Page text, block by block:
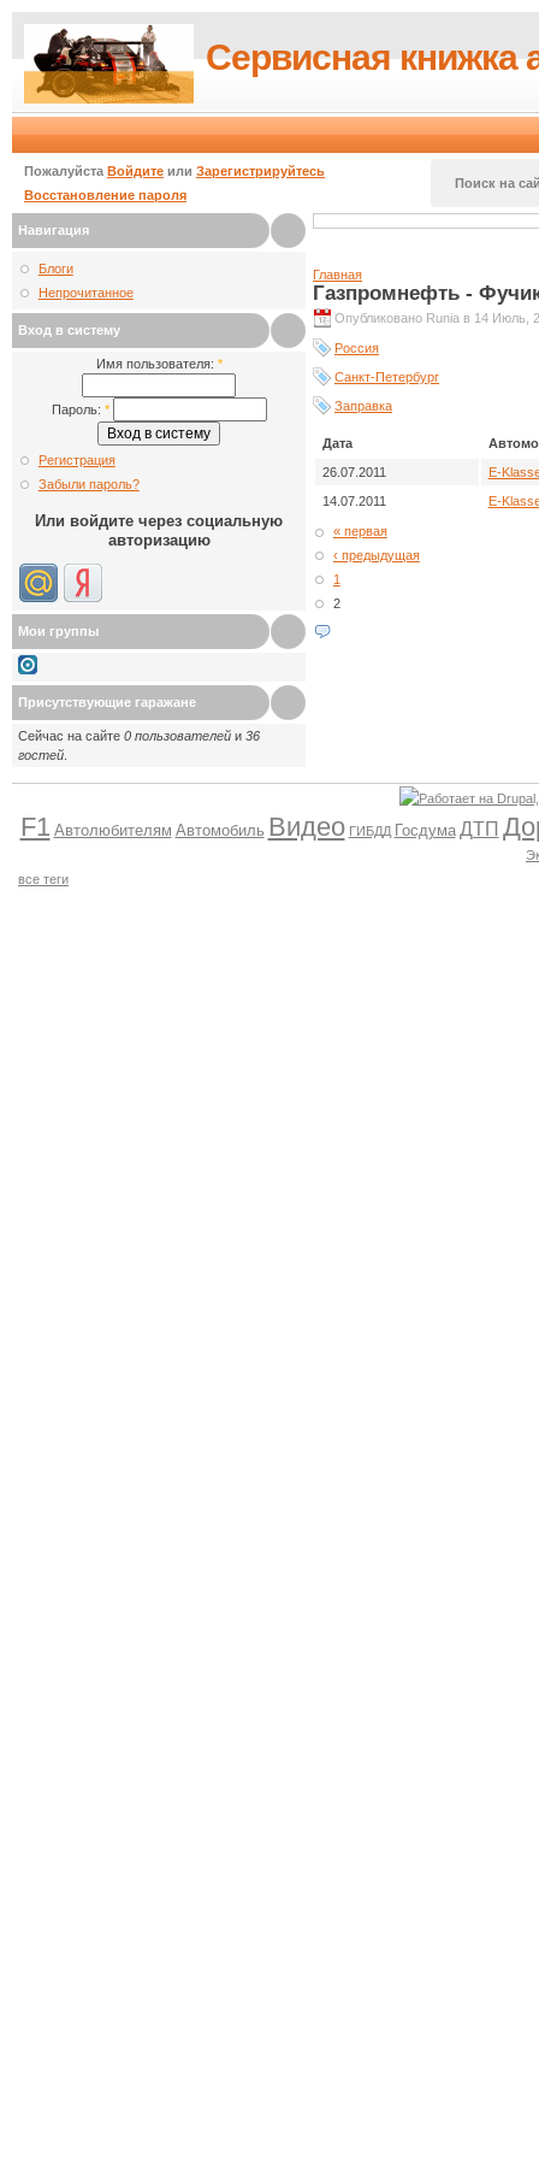
Сервисная книжка
Пожалуйста Войдите или Зарегистрируйтесь
Восстановление пароля
Поиск на
Навигация
Блоги
Непрочитанное
Вход в систему
Имя пользователя: *
Пароль: *
Регистрация
Забыли пароль?
Или войдите через социальную
авторизацию
Мои группы
Присутствующие гаражане
Сейчас на сайте 0 пользователей и 36
гостей
Главная
Газпромнефть -
Опубликовано Runia в 14 Июль,
Россия
Санкт-Петербург
Заправка
Дата
26.07.2011
E-
14.07.2011
E-
« первая
‹ предыдущая
1
2
F1 Автолюбителям Автомобиль Видео ГИБДД Госдума ДТП
все теги